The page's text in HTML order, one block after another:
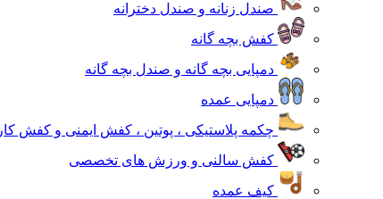
صندل زنانه و صندل دخترانه
کفش بچه گانه
دمپایی بچه گانه و صندل بچه گانه
دمپایی عمده
چکمه پلاستیکی ، پوتین ، کفش ایمنی و کفش کار
کفش سالنی و ورزش های تخصصی
کیف عمده